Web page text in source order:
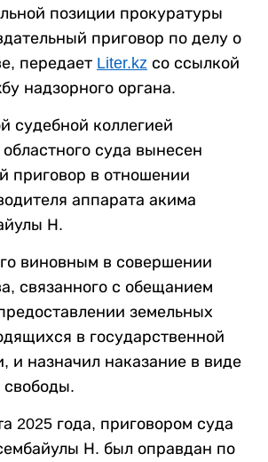
позиции прокуратуры
приговор по делу о
передает Liter.kz со ссылкой
надзорного органа.
судебной коллегией
суда вынесен
приговор в отношении
аппарата акима
Н.
виновным в совершении
связанного с обещанием
земельных
в государственной
и назначил наказание в виде
2025 года, приговором суда
Н. был оправдан по